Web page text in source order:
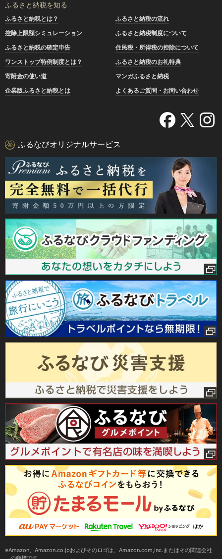
ふるさと納税を知る
ふるさと納税とは？
ふるさと納税の流れ
控除上限額シミュレーション
ふるさと納税制度について
ふるさと納税の確定申告
住民税・所得税の控除について
ワンストップ特例制度とは？
ふるさと納税のお礼特典
寄附金の使い道
マンガふるさと納税
企業版ふるさと納税とは
よくあるご質問・お問い合わせ
ふるなびオリジナルサービス
Amazon、Amazon.co.jpおよびそのロゴは、Amazon.com,Inc.またはその関連会社